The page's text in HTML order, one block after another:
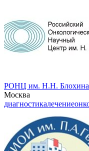
РОНЦ им. Н.Н. Блохина
Москва
диагностикалечение